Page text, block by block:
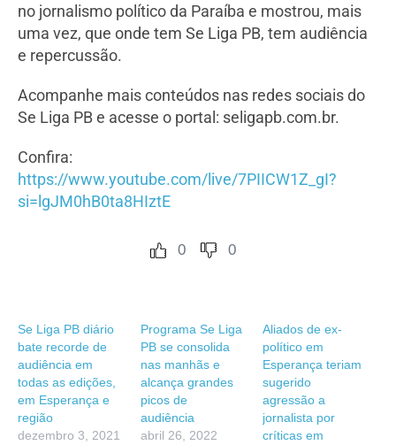
no jornalismo político da Paraíba e mostrou, mais
uma vez, que onde tem Se Liga PB, tem audiência
e repercussão.
Acompanhe mais conteúdos nas redes sociais do
Se Liga PB e acesse o portal: seligapb.com.br.
Confira:
https://www.youtube.com/live/7PIICW1Z_gI?
si=lgJM0hB0ta8HIztE
0 0
Se Liga PB diário
bate recorde de
audiência em
todas as edições,
em Esperança e
região
dezembro 3, 2021
Programa Se Liga
PB se consolida
nas manhãs e
alcança grandes
picos de
audiência
abril 26, 2022
Aliados de ex-
político em
Esperança teriam
sugerido
agressão a
jornalista por
críticas em